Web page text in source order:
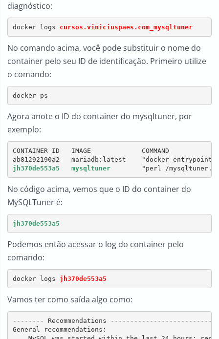
diagnóstico:
docker logs cursos.viniciuspaes.com_mysqltuner
No comando acima, você pode substituir o nome do
container pelo seu ID de identificação. Primeiro utilize
o comando:
docker ps
Agora anote o ID do container do mysqltuner, por
exemplo:
CONTAINER ID   IMAGE             COMMAND
jh370de553a5 mysqltuner
No código acima, vemos que o ID do container do
MySQLTuner é:
jh370de553a5
Podemos então acessar o log do container pelo
comando:
docker logs jh370de553a5
Vamos ter como saída algo como:
-------- Recommendations
General recommendations: